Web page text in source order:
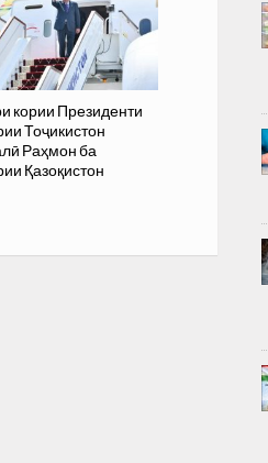
кории Президенти
Тоҷикистон
Раҳмон ба
Қазоқистон